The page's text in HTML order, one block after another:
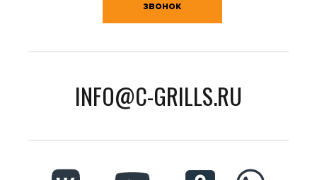
звонок
INFO@C-GRILLS.RU